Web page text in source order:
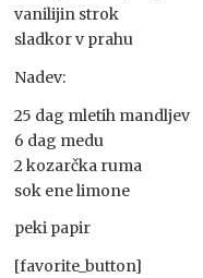
vanilijin strok
sladkor v prahu
Nadev:
25 dag mletih mandljev
6 dag medu
2 kozarčka ruma
sok ene limone
peki papir
[favorite_button]